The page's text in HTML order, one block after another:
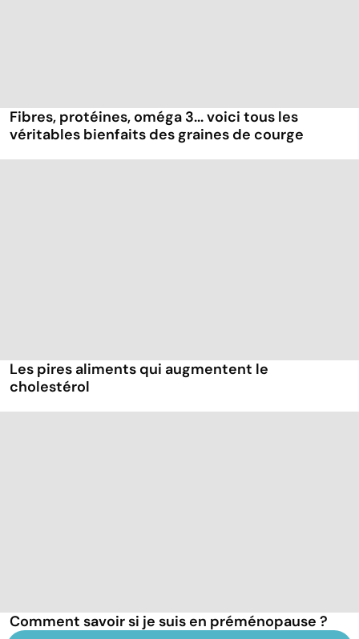
Fibres, protéines, oméga 3... voici tous les
véritables bienfaits des graines de courge
Les pires aliments qui augmentent le
cholestérol
Comment savoir si je suis en préménopause ?